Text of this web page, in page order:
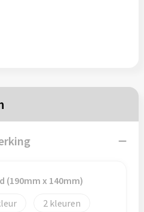
(190mm x 140mm)
2